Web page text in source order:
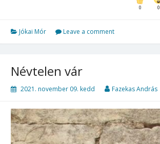
0 0
Jókai Mór Leave a comment
Névtelen ​vár
2021. november 09. kedd Fazekas András